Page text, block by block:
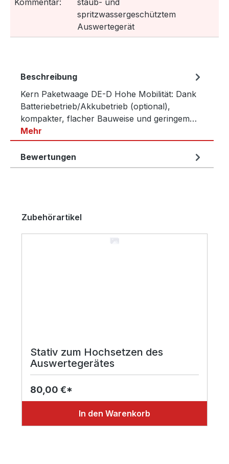
Kommentar:
staub- und
spritzwassergeschütztem
Auswertegerät
Beschreibung
Kern Paketwaage DE-D Hohe Mobilität: Dank
Batteriebetrieb/Akkubetrieb (optional),
kompakter, flacher Bauweise und geringem…
Mehr
Bewertungen
Produktgalerie überspringen
Zubehörartikel
Stativ zum Hochsetzen des
Auswertegerätes
80,00 €*
In den Warenkorb